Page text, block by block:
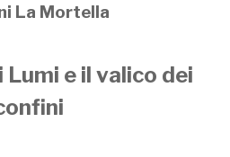
La Mortella
e il valico dei